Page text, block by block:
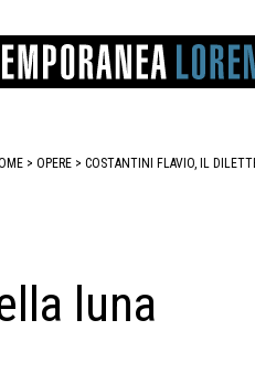
> OPERE > COSTANTINI FLAVIO, IL
luna